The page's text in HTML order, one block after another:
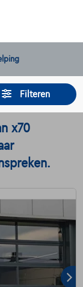
Filteren
x70